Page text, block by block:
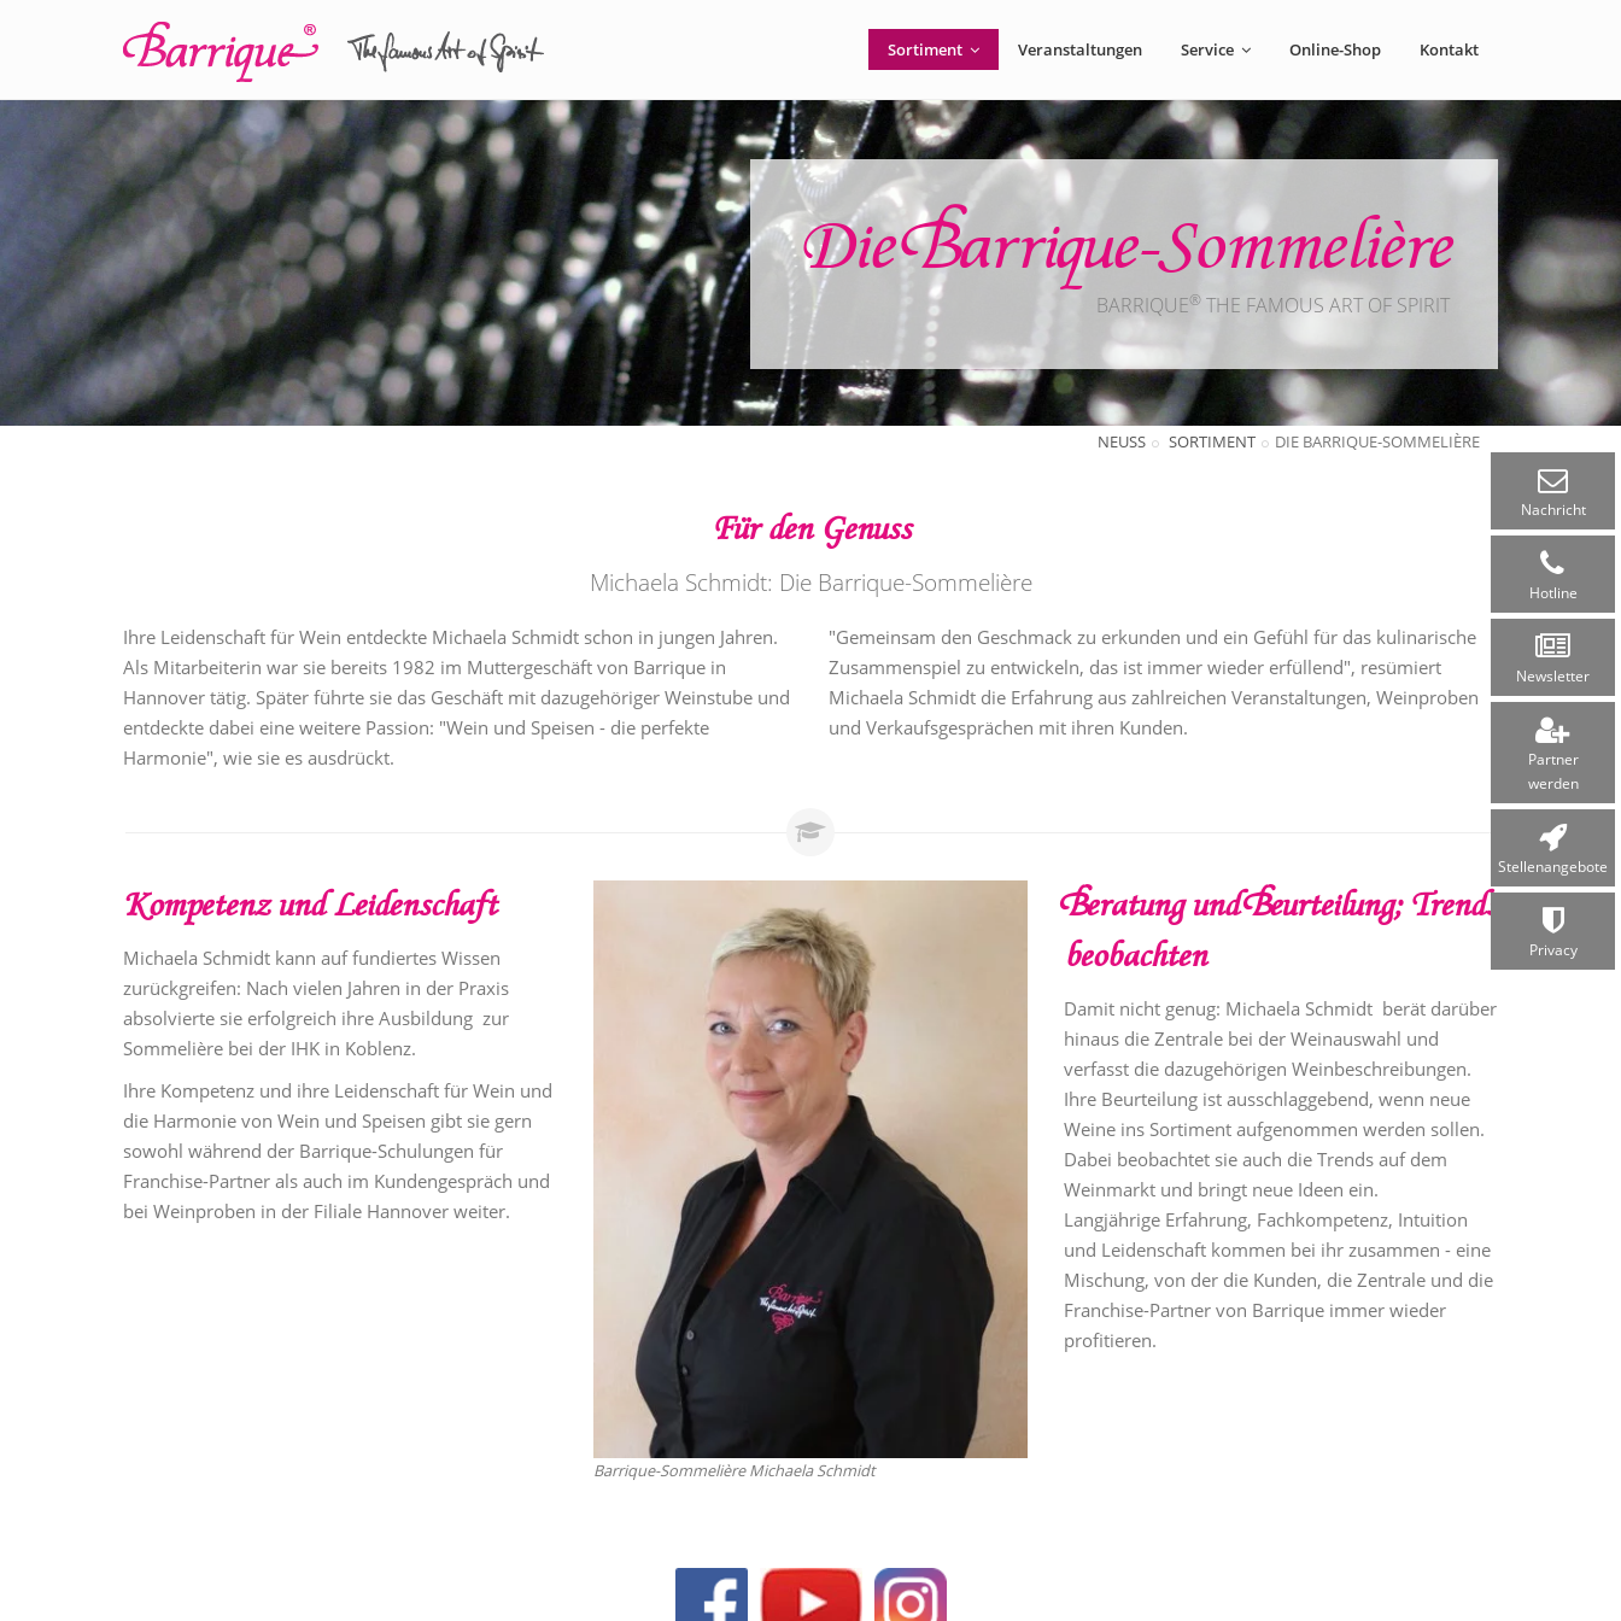
Sortiment Veranstaltungen Service Online-Shop Kontakt
Die Barrique-Sommelière
BARRIQUE® THE FAMOUS ART OF SPIRIT
NEUSS SORTIMENT DIE BARRIQUE-SOMMELIÈRE
Für den Genuss
Michaela Schmidt: Die Barrique-Sommelière
Ihre Leidenschaft für Wein entdeckte Michaela Schmidt schon in jungen Jahren.
Als Mitarbeiterin war sie bereits 1982 im Muttergeschäft von Barrique in
Hannover tätig. Später führte sie das Geschäft mit dazugehöriger Weinstube und
entdeckte dabei eine weitere Passion: "Wein und Speisen - die perfekte
Harmonie", wie sie es ausdrückt.
"Gemeinsam den Geschmack zu erkunden und ein Gefühl für das kulinarische
Zusammenspiel zu entwickeln, das ist immer wieder erfüllend", resümiert
Michaela Schmidt die Erfahrung aus zahlreichen Veranstaltungen, Weinproben
und Verkaufsgesprächen mit ihren Kunden.
Kompetenz und Leidenschaft
Michaela Schmidt kann auf fundiertes Wissen
zurückgreifen: Nach vielen Jahren in der Praxis
absolvierte sie erfolgreich ihre Ausbildung zur
Sommelière bei der IHK in Koblenz.
Ihre Kompetenz und ihre Leidenschaft für Wein und
die Harmonie von Wein und Speisen gibt sie gern
sowohl während der Barrique-Schulungen für
Franchise-Partner als auch im Kundengespräch und
bei Weinproben in der Filiale Hannover weiter.
Barrique-Sommelière Michaela Schmidt
Beratung und Beurteilung; Trends
beobachten
Damit nicht genug: Michaela Schmidt berät darüber
hinaus die Zentrale bei der Weinauswahl und
verfasst die dazugehörigen Weinbeschreibungen.
Ihre Beurteilung ist ausschlaggebend, wenn neue
Weine ins Sortiment aufgenommen werden sollen.
Dabei beobachtet sie auch die Trends auf dem
Weinmarkt und bringt neue Ideen ein.
Langjährige Erfahrung, Fachkompetenz, Intuition
und Leidenschaft kommen bei ihr zusammen - eine
Mischung, von der die Kunden, die Zentrale und die
Franchise-Partner von Barrique immer wieder
profitieren.
Nachricht
Hotline
Newsletter
Partner
werden
Stellen­angebote
Privacy